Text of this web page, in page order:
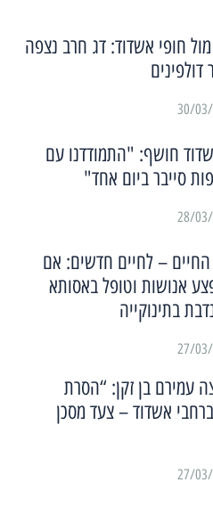
חופי אשדוד: דג חרב נצפה
חושף: "התמודדנו עם
סייבר ביום אחד"
– לחיים חדשים: אם
אנושות וטופל באסותא
בתינוקייה
עמירם בן זקן: “הסרת
ברחבי אשדוד – צעד מסכן